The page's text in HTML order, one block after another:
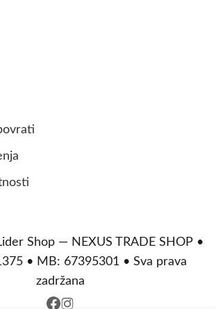
Shop — NEXUS TRADE SHOP •
• MB: 67395301 • Sva prava
zadržana